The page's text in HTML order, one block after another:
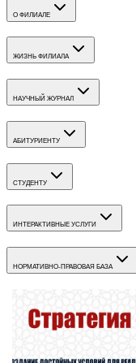
О ФИЛИАЛЕ
ЖИЗНЬ ФИЛИАЛА
НАУЧНЫЙ ЖУРНАЛ
АБИТУРИЕНТУ
СТУДЕНТУ
ИНТЕРАКТИВНЫЕ УСЛУГИ
НОРМАТИВНО-ПРАВОВАЯ БАЗА